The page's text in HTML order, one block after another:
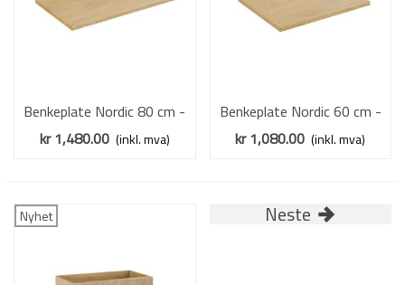
Benkeplate Nordic 80 cm -
eik
kr 1,480.00 (inkl. mva)
Benkeplate Nordic 60 cm -
eik
kr 1,080.00 (inkl. mva)
Nyhet Neste